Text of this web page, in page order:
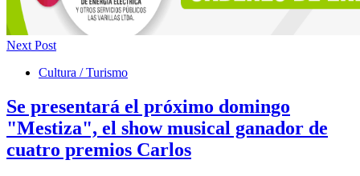
Next Post
Cultura / Turismo
Se presentará el próximo domingo
"Mestiza", el show musical ganador de
cuatro premios Carlos